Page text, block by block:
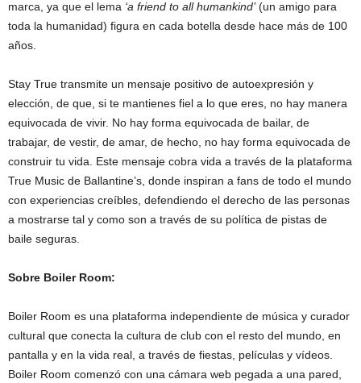
marca, ya que el lema ‘a friend to all humankind’(un amigo para
toda la humanidad) figura en cada botella desde hace más de 100
años.
Stay True transmite un mensaje positivo de autoexpresión y
elección, de que, si te mantienes fiel a lo que eres, no hay manera
equivocada de vivir. No hay forma equivocada de bailar, de
trabajar, de vestir, de amar, de hecho, no hay forma equivocada de
construir tu vida. Este mensaje cobra vida a través de la plataforma
True Music de Ballantine’s, donde inspiran a fans de todo el mundo
con experiencias creíbles, defendiendo el derecho de las personas
a mostrarse tal y como son a través de su política de pistas de
baile seguras.
Sobre Boiler Room:
Boiler Room es una plataforma independiente de música y curador
cultural que conecta la cultura de club con el resto del mundo, en
pantalla y en la vida real, a través de fiestas, películas y vídeos.
Boiler Room comenzó con una cámara web pegada a una pared,